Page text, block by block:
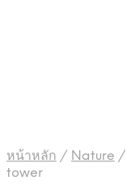
หน้าหลัก / Nature /
tower